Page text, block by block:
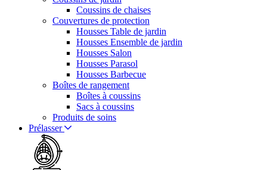
Coussins de chaises
Couvertures de protection
Housses Table de jardin
Housses Ensemble de jardin
Housses Salon
Housses Parasol
Housses Barbecue
Boîtes de rangement
Boîtes à coussins
Sacs à coussins
Produits de soins
Prélasser